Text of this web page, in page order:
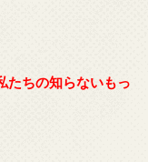
たちの知らないもっ